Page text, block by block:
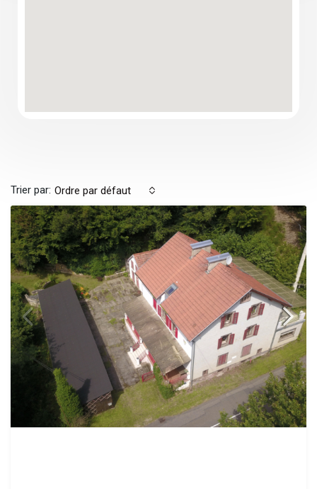
Trier par: Ordre par défaut